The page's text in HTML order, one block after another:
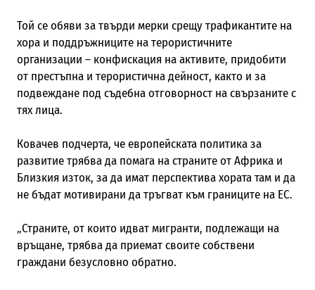
Той се обяви за твърди мерки срещу трафикантите на
хора и поддръжниците на терористичните
организации – конфискация на активите, придобити
от престъпна и терористична дейност, както и за
подвеждане под съдебна отговорност на свързаните с
тях лица.
Ковачев подчерта, че европейската политика за
развитие трябва да помага на страните от Африка и
Близкия изток, за да имат перспектива хората там и да
не бъдат мотивирани да тръгват към границите на ЕС.
„Страните, от които идват мигранти, подлежащи на
връщане, трябва да приемат своите собствени
граждани безусловно обратно.